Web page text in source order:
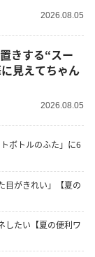
2026.08.05
きする“スー
見えてちゃん
2026.08.05
ボトルのふた」に6
目がきれい」【夏の
したい【夏の便利ワ